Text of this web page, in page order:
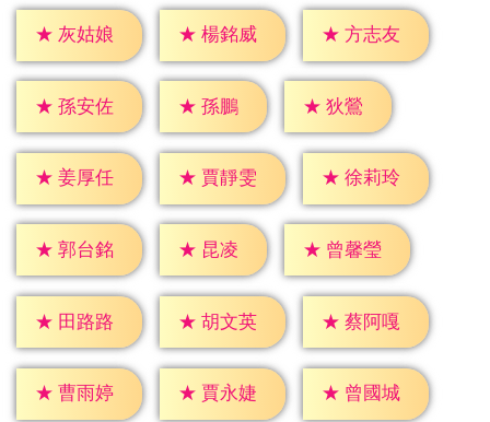
★ 灰姑娘 ★ 楊銘威 ★ 方志友
★ 孫安佐 ★ 孫鵬 ★ 狄鶯
★ 姜厚任 ★ 賈靜雯 ★ 徐莉玲
★ 郭台銘 ★ 昆凌 ★ 曾馨瑩
★ 田路路 ★ 胡文英 ★ 蔡阿嘎
★ 曹雨婷 ★ 賈永婕 ★ 曾國城